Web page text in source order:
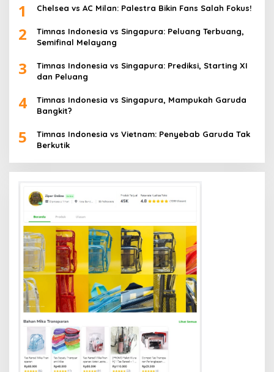
1 Chelsea vs AC Milan: Palestra Bikin Fans Salah Fokus!
2
Timnas Indonesia vs Singapura: Peluang Terbuang,
Semifinal Melayang
3
Timnas Indonesia vs Singapura: Prediksi, Starting XI
dan Peluang
4
Timnas Indonesia vs Singapura, Mampukah Garuda
Bangkit?
5
Timnas Indonesia vs Vietnam: Penyebab Garuda Tak
Berkutik